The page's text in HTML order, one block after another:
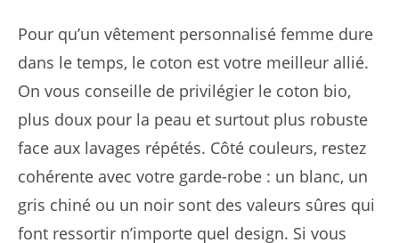
Pour qu’un vêtement personnalisé femme dure
dans le temps, le coton est votre meilleur allié.
On vous conseille de privilégier le coton bio,
plus doux pour la peau et surtout plus robuste
face aux lavages répétés. Côté couleurs, restez
cohérente avec votre garde-robe : un blanc, un
gris chiné ou un noir sont des valeurs sûres qui
font ressortir n’importe quel design. Si vous